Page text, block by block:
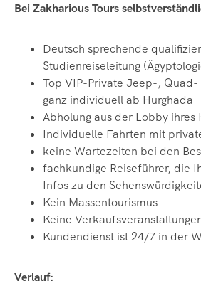
Bei Zakharious Tours
Deutsch sprechende
Studienreiseleitung
Top VIP-Private Jeep-, Quad-
ganz individuell ab Hurghada
Abholung aus der Lobby ihres
Individuelle Fahrten mit
keine Wartezeiten bei den
fachkundige Reiseführer, die
Infos zu den
Kein Massentourismus
Keine
Kundendienst ist 24/7 in der
Verlauf: